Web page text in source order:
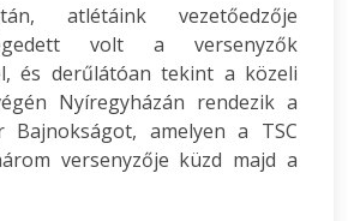
atlétáink vezetőedzője
volt a versenyzők
és derűlátóan tekint a közeli
Nyíregyházán rendezik a
Bajnokságot, amelyen a TSC
versenyzője küzd majd a